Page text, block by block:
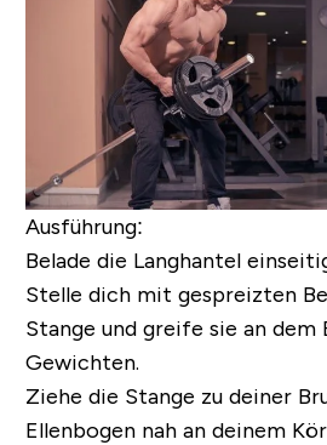
Ausführung:
Belade die Langhantel
Stelle dich mit gespreizten
Stange und greife sie an dem
Gewichten.
Ziehe die Stange zu deiner
Ellenbogen nah an deinem